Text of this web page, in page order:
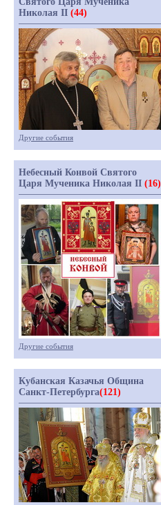
Николая II (44)
Другие события
Небесный Конвой Святого
Царя Мученика Николая II (16)
Другие события
Кубанская Казачья Община
Санкт-Петербурга(121)